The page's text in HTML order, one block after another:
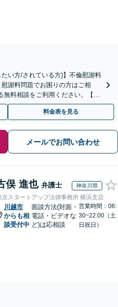
い方/されている方)】不倫慰謝料
謝料問題でお困りの方はご相
無料相談をご利用ください。【不
料金表を見る
メールでお問い合わせ
俣 進也 弁護士 神奈川県
京スタートアップ法律事務所 横浜支店
川越市
からも相
談受付中
面談方法(対面・
電話・ビデオな
ど)は応相談
営業時間：06:
30~22:00（土
日祝日）